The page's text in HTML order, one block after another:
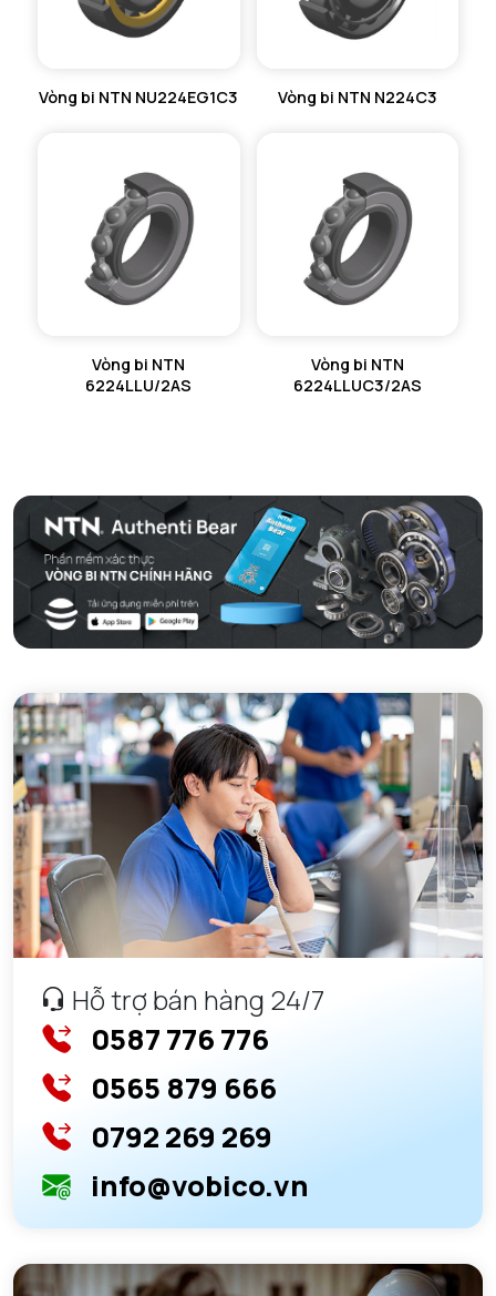
Vòng bi NTN NU224EG1C3 Vòng bi NTN N224C3
Vòng bi NTN
6224LLU/2AS
Vòng bi NTN
6224LLUC3/2AS
Hỗ trợ bán hàng 24/7
0587 776 776
0565 879 666
0792 269 269
info@vobico.vn